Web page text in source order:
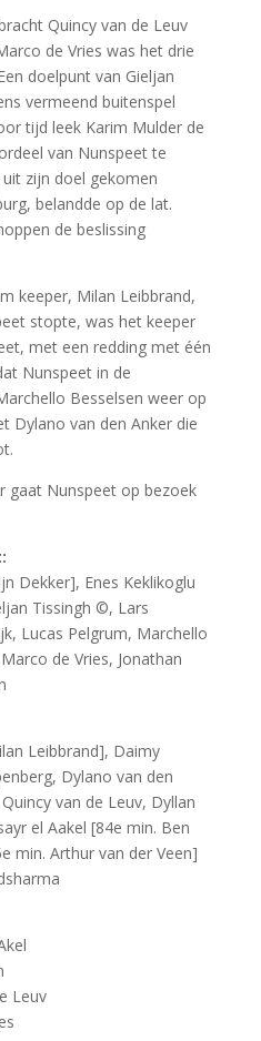
Quincy van de Leuv
de Vries was het drie
doelpunt van Gieljan
vermeend buitenspel
tijd leek Karim Mulder de
van Nunspeet te
zijn doel gekomen
belandde op de lat.
de beslissing
keeper, Milan Leibbrand,
stopte, was het keeper
met een redding met één
Nunspeet in de
Besselsen weer op
Dylano van den Anker die
gaat Nunspeet op bezoek
Dekker], Enes Keklikoglu
Tissingh ©, Lars
Lucas Pelgrum, Marchello
de Vries, Jonathan
Leibbrand], Daimy
Dylano van den
van de Leuv, Dyllan
el Aakel [84e min. Ben
min. Arthur van der Veen]
Leuv